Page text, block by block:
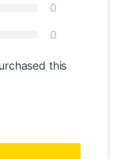
0
0
this